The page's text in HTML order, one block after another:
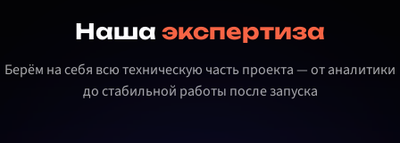
Наша экспертиза
Берём на себя всю техническую часть проекта — от аналитики
до стабильной работы после запуска